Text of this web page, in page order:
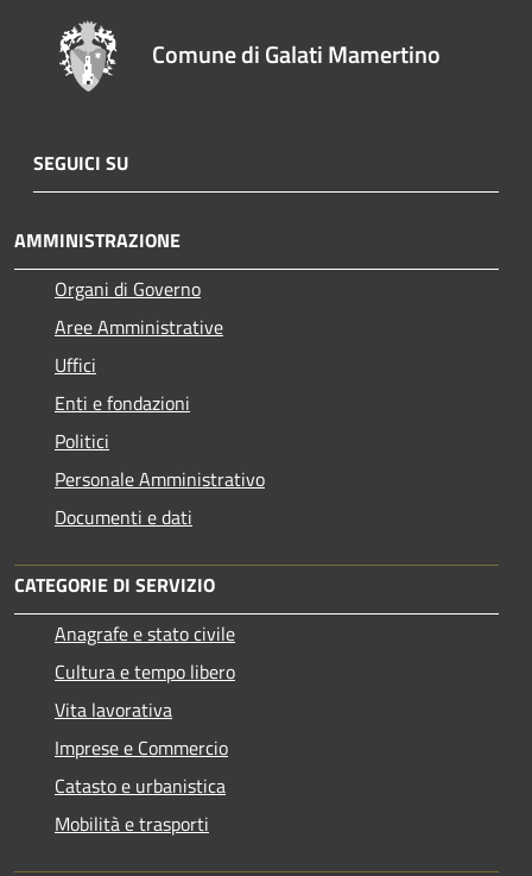
Comune di Galati Mamertino
SEGUICI SU
AMMINISTRAZIONE
Organi di Governo
Aree Amministrative
Uffici
Enti e fondazioni
Politici
Personale Amministrativo
Documenti e dati
CATEGORIE DI SERVIZIO
Anagrafe e stato civile
Cultura e tempo libero
Vita lavorativa
Imprese e Commercio
Catasto e urbanistica
Mobilità e trasporti